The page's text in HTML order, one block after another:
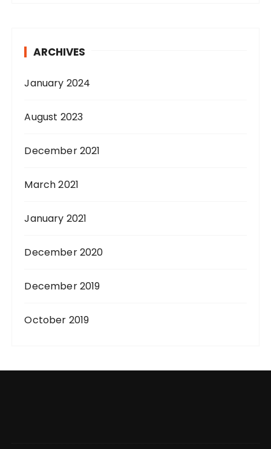
ARCHIVES
January 2024
August 2023
December 2021
March 2021
January 2021
December 2020
December 2019
October 2019